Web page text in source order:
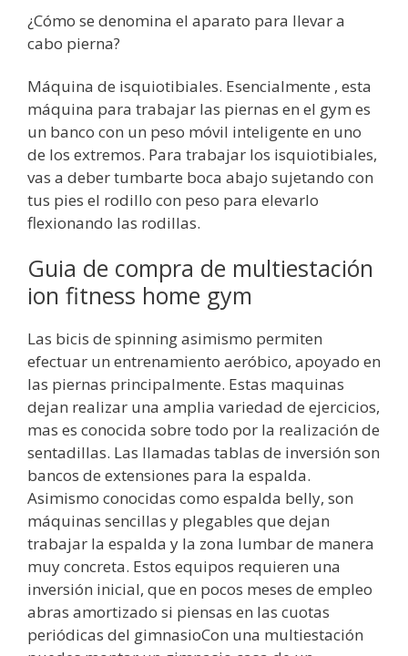
¿Cómo se denomina el aparato para llevar a
cabo pierna?
Máquina de isquiotibiales. Esencialmente , esta
máquina para trabajar las piernas en el gym es
un banco con un peso móvil inteligente en uno
de los extremos. Para trabajar los isquiotibiales,
vas a deber tumbarte boca abajo sujetando con
tus pies el rodillo con peso para elevarlo
flexionando las rodillas.
Guia de compra de multiestación
ion fitness home gym
Las bicis de spinning asimismo permiten
efectuar un entrenamiento aeróbico, apoyado en
las piernas principalmente. Estas maquinas
dejan realizar una amplia variedad de ejercicios,
mas es conocida sobre todo por la realización de
sentadillas. ​Las llamadas tablas de inversión son
bancos de extensiones para la espalda.
Asimismo conocidas como espalda belly, son
máquinas sencillas y plegables que dejan
trabajar la espalda y la zona lumbar de manera
muy concreta. Estos equipos requieren una
inversión inicial, que en pocos meses de empleo
abras amortizado si piensas en las cuotas
periódicas del gimnasioCon una multiestación